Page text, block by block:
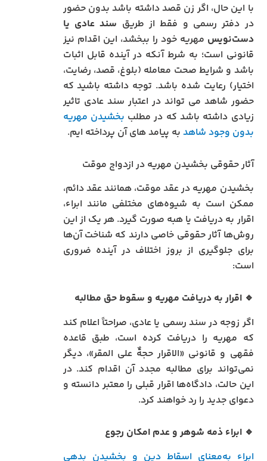
با این حال، اگر زن قصد داشته باشد بدون حضور
در دفتر رسمی و فقط از طریق سند عادی یا
دست‌نویس مهریه خود را ببخشد، این اقدام نیز
قانونی است؛ به شرط آنکه در آینده قابل اثبات
باشد و شرایط صحت معامله (بلوغ، قصد، رضایت،
اختیار) رعایت شده باشد. توجه داشته باشید که
حضور شاهد می تواند در اعتبار سند عادی تاثیر
زیادی داشته باشد که در مطلب بخشیدن مهریه
بدون وجود شاهد به پیامد های آن پرداخته ایم.
آثار حقوقی بخشیدن مهریه در ازدواج موقت
بخشیدن مهریه در عقد موقت، همانند عقد دائم،
ممکن است به شیوه‌های مختلفی مانند ابراء،
اقرار به دریافت یا هبه صورت گیرد. هر یک از این
روش‌ها آثار حقوقی خاصی دارند که شناخت آن‌ها
برای جلوگیری از بروز اختلاف در آینده ضروری
است:
🔹اقرار به دریافت مهریه و سقوط حق مطالبه
اگر زوجه در سند رسمی یا عادی، صراحتاً اعلام کند
که مهریه را دریافت کرده است، طبق قاعده
فقهی و قانونی «الاقرار حجةٌ علی المقر»، دیگر
نمی‌تواند برای مطالبه مجدد آن اقدام کند. در
این حالت، دادگاه‌ها اقرار قبلی را معتبر دانسته و
دعوای جدید را رد خواهند کرد.
🔹ابراء ذمه شوهر و عدم امکان رجوع
ابراء به‌معنای اسقاط دین و بخشیدن بدهی